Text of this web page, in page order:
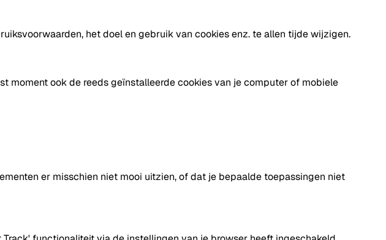
het doel en gebruik van cookies enz. te allen tijde wijzigen.
moment ook de reeds geïnstalleerde cookies van je computer of mobiele
er misschien niet mooi uitzien, of dat je bepaalde toepassingen niet